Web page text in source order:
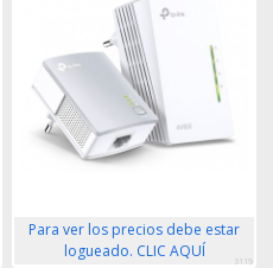
Para ver los precios debe estar
logueado. CLIC AQUÍ
3119